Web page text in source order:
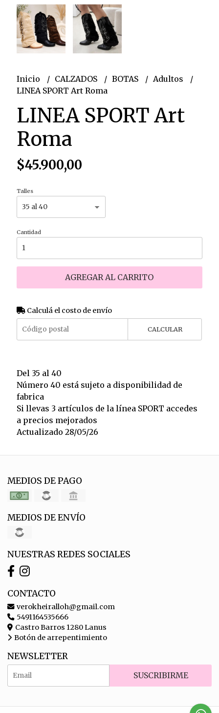
Inicio CALZADOS BOTAS
Adultos
LINEA SPORT Art Roma
LINEA SPORT Art
Roma
$45.900,00
Talles
Cantidad
AGREGAR AL CARRITO
Calculá el costo de envío
CALCULAR
Del 35 al 40
Número 40 está sujeto a disponibilidad de
fabrica
Si llevas 3 artículos de la línea SPORT accedes
a precios mejorados
Actualizado 28/05/26
MEDIOS DE PAGO
MEDIOS DE ENVÍO
NUESTRAS REDES SOCIALES
CONTACTO
verokheiralloh@gmail.com
5491164535666
Castro Barros 1280 Lanus
Botón de arrepentimiento
NEWSLETTER
SUSCRIBIRME